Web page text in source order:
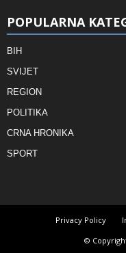
POPULARNA
BIH
SVIJET
REGION
POLITIKA
CRNA HRONIKA
SPORT
Privacy Policy
©